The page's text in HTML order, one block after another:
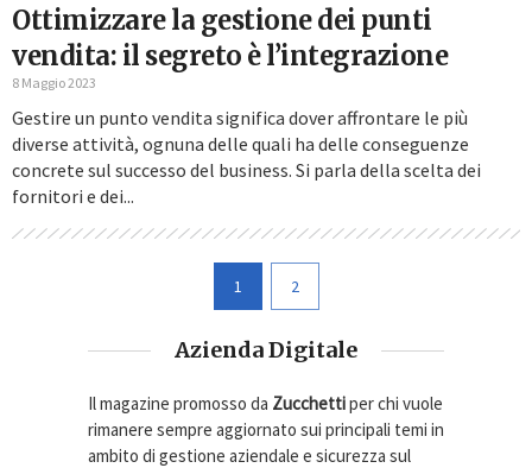
Ottimizzare la gestione dei punti
vendita: il segreto è l’integrazione
8 Maggio 2023
Gestire un punto vendita significa dover affrontare le più
diverse attività, ognuna delle quali ha delle conseguenze
concrete sul successo del business. Si parla della scelta dei
fornitori e dei...
1 2
Azienda Digitale
Il magazine promosso da Zucchettiper chi vuole
rimanere sempre aggiornato sui principali temi in
ambito di gestione aziendale e sicurezza sul